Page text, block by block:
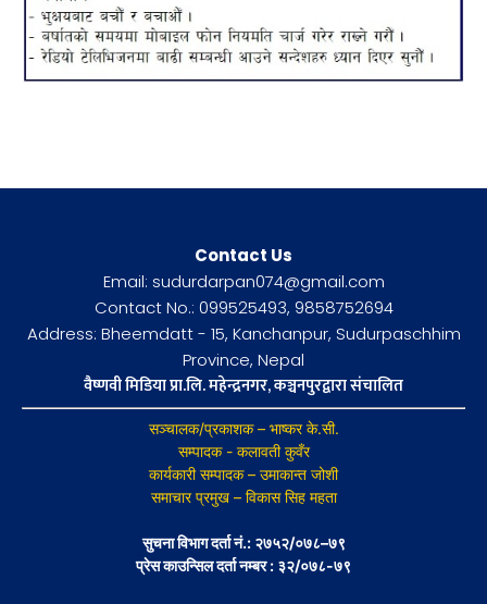
Contact Us
Email: sudurdarpan074@gmail.com
Contact No.: 099525493, 9858752694
Address: Bheemdatt - 15, Kanchanpur, Sudurpaschhim
Province, Nepal
वैष्णवी मिडिया प्रा.लि. महेन्द्रनगर, कञ्चनपुरद्वारा संचालित
सञ्चालक/प्रकाशक – भाष्कर के.सी.
सम्पादक - कलावती कुवँर
कार्यकारी सम्पादक – उमाकान्त जोशी
समाचार प्रमुख – विकास सिह महता
सुचना विभाग दर्ता नं.: २७५२/०७८–७९
प्रेस काउन्सिल दर्ता नम्बर : ३२/०७८-७९